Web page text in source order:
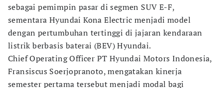
sebagai pemimpin pasar di segmen SUV E-F,
sementara Hyundai Kona Electric menjadi model
dengan pertumbuhan tertinggi di jajaran kendaraan
listrik berbasis baterai (BEV) Hyundai.
Chief Operating Officer PT Hyundai Motors Indonesia,
Fransiscus Soerjopranoto, mengatakan kinerja
semester pertama tersebut menjadi modal bagi